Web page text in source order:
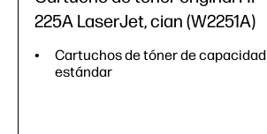
225A LaserJet, cian (W2251A)
Cartuchos de tóner de capacidad
estándar